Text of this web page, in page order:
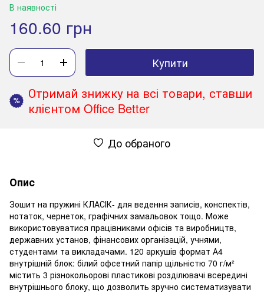
В наявності
160.60 грн
Купити
%
Отримай знижку на всі товари, ставши
клієнтом Office Better
До обраного
Опис
Зошит на пружині КЛАСІК- для ведення записів, конспектів,
нотаток, чернеток, графічних замальовок тощо. Може
використовуватися працівниками офісів та виробництв,
державних установ, фінансових організацій, учнями,
студентами та викладачами. 120 аркушів формат А4
внутрішній блок: білий офсетний папір щільністю 70 г/м²
містить 3 різнокольорові пластикові розділювачі всередині
внутрішнього блоку, що дозволить зручно систематизувати